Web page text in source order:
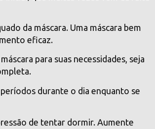
da máscara. Uma máscara bem
eficaz.
para suas necessidades, seja
durante o dia enquanto se
de tentar dormir. Aumente